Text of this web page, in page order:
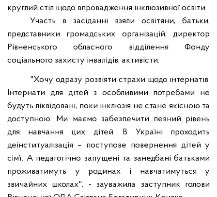
круглий стіл щодо впровадження інклюзивної освіти.
Участь в засіданні взяли освітяни, батьки,
представники громадських організацій, директор
Рівненського обласного відділення Фонду
соціального захисту інвалідів, активісти.
"Хочу одразу розвіяти страхи щодо інтернатів.
Інтернати для дітей з особливими потребами не
будуть ліквідовані, поки інклюзія не стане якісною та
доступною. Ми маємо забезпечити певний рівень
для навчання цих дітей. В Україні проходить
деінституалізація – поступове повернення дітей у
сім’ї. А педагогічно запущені та занедбані батьками
проживатимуть у родинах і навчатимуться у
звичайних школах", - зауважила заступник голови